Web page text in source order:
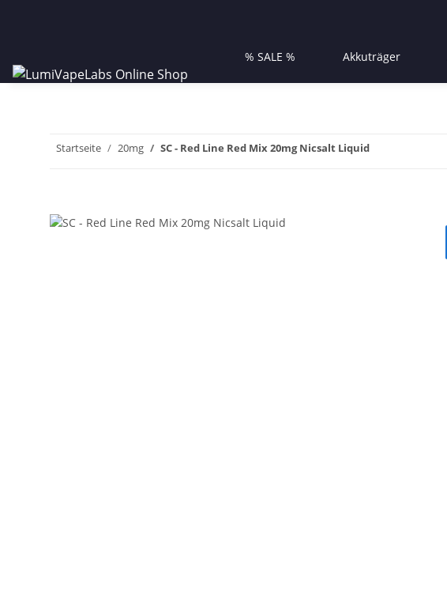
% SALE % Akkuträger
Startseite 20mg SC - Red Line Red Mix 20mg Nicsalt Liquid